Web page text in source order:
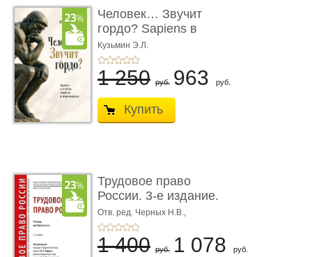
Человек… Звучит
гордо? Sapiens в
тенётах социума � ...
Кузьмин Э.Л.
1 250 руб. 963 руб.
Купить
Трудовое право
России. 3-е издание.
Учебник для ...
Отв. ред. Черных Н.В.,
Шестерякова И.В.
1 400 руб. 1 078 руб.